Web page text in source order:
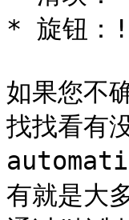
* 旋钮
如果您不
找找看
有就是大